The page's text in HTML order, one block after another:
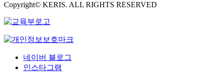
Copyright© KERIS. ALL RIGHTS RESERVED
네이버 블로그
인스타그램